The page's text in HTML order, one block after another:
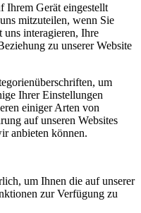
Ihrem Gerät eingestellt
mitzuteilen, wenn Sie
uns interagieren, Ihre
zu unserer Website
um
Ihrer Einstellungen
einiger Arten von
auf unseren Websites
anbieten können.
um Ihnen die auf unserer
zur Verfügung zu